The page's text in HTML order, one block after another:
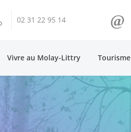
02 31 22 95 14 @
Vivre au Molay-Littry Tourisme